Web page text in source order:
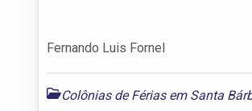
Fernando Luis Fornel
Colônias de Férias em Santa